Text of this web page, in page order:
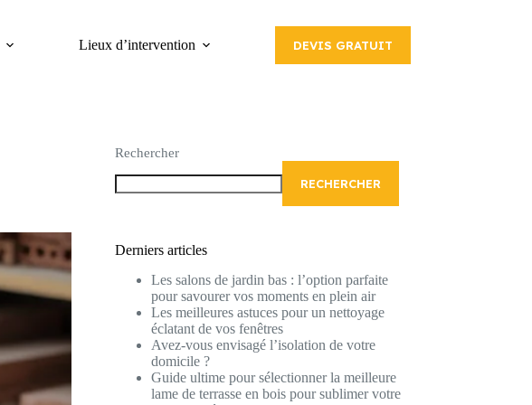
Lieux d’intervention DEVIS GRATUIT
Rechercher
RECHERCHER
Derniers articles
Les salons de jardin bas : l’option parfaite
pour savourer vos moments en plein air
Les meilleures astuces pour un nettoyage
éclatant de vos fenêtres
Avez-vous envisagé l’isolation de votre
domicile ?
Guide ultime pour sélectionner la meilleure
lame de terrasse en bois pour sublimer votre